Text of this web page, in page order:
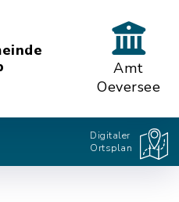
Amt
Oeversee
Digitaler
Ortsplan